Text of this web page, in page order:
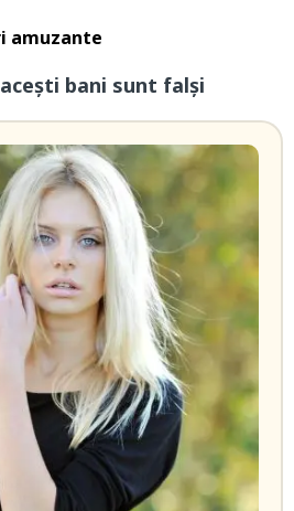
amuzante
bani sunt falși